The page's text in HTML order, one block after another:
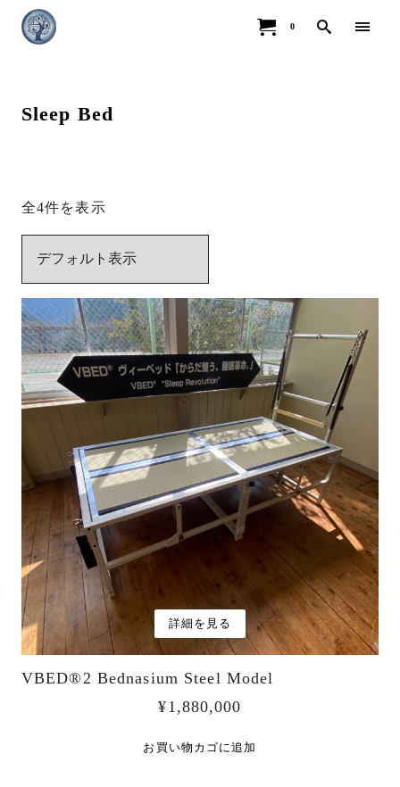
0
Sleep Bed
全4件を表示
詳細を見る
VBED®︎2 Bednasium Steel Model
¥1,880,000
お買い物カゴに追加